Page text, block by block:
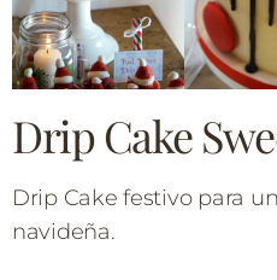
Drip Cake
Drip Cake festivo para
navideña.